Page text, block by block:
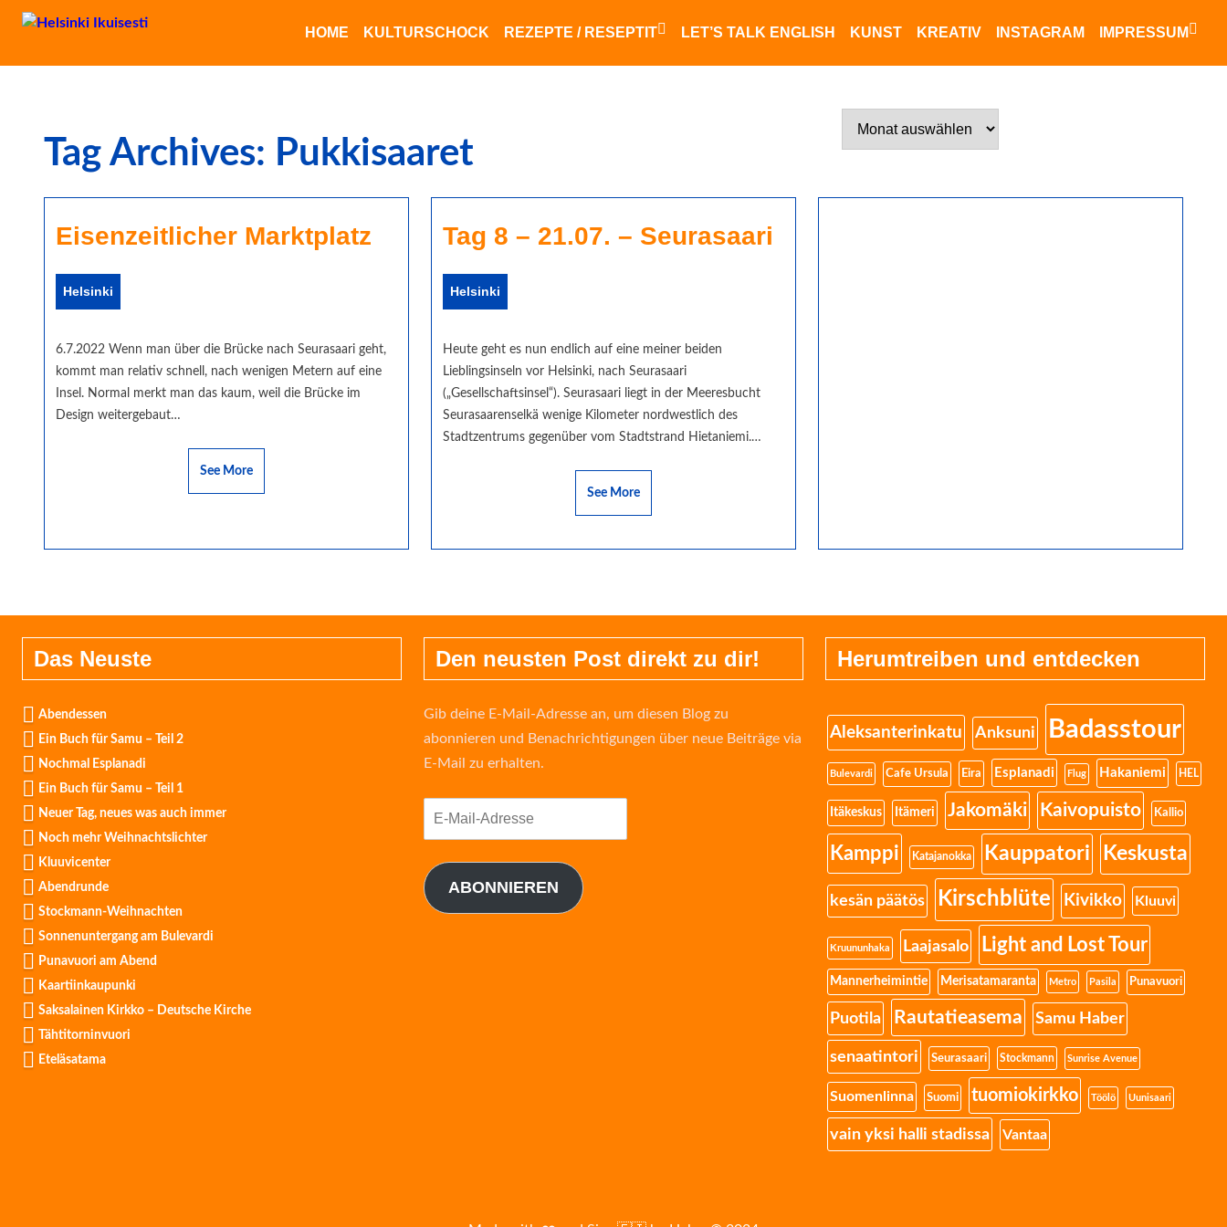
HOME KULTURSCHOCK REZEPTE / RESEPTIT LET’S TALK ENGLISH KUNST KREATIV INSTAGRAM IMPRESSUM
HELSINKI IKUISESTI
Helsinki Forever
Tag Archives: Pukkisaaret
Eisenzeitlicher Marktplatz
Helsinki
6.7.2022 Wenn man über die Brücke nach Seurasaari geht,
kommt man relativ schnell, nach wenigen Metern auf eine
Insel. Normal merkt man das kaum, weil die Brücke im
Design weitergebaut…
See More
Tag 8 – 21.07. – Seurasaari
Helsinki
Heute geht es nun endlich auf eine meiner beiden
Lieblingsinseln vor Helsinki, nach Seurasaari
(„Gesellschaftsinsel“). Seurasaari liegt in der Meeresbucht
Seurasaarenselkä wenige Kilometer nordwestlich des
Stadtzentrums gegenüber vom Stadtstrand Hietaniemi.…
See More
Das Neuste
Abendessen
Ein Buch für Samu – Teil 2
Nochmal Esplanadi
Ein Buch für Samu – Teil 1
Neuer Tag, neues was auch immer
Noch mehr Weihnachtslichter
Kluuvicenter
Abendrunde
Stockmann-Weihnachten
Sonnenuntergang am Bulevardi
Punavuori am Abend
Kaartiinkaupunki
Saksalainen Kirkko – Deutsche Kirche
Tähtitorninvuori
Eteläsatama
Den neusten Post direkt zu dir!
Gib deine E-Mail-Adresse an, um diesen Blog zu
abonnieren und Benachrichtigungen über neue Beiträge via
E-Mail zu erhalten.
ABONNIEREN
Herumtreiben und entdecken
Aleksanterinkatu Anksuni Badasstour
Bulevardi Cafe Ursula Eira Esplanadi Flug Hakaniemi HEL
Itäkeskus Itämeri Jakomäki Kaivopuisto Kallio
Kamppi Katajanokka Kauppatori Keskusta
kesän päätös Kirschblüte Kivikko Kluuvi
Kruununhaka Laajasalo Light and Lost Tour
Mannerheimintie Merisatamaranta Metro Pasila Punavuori
Puotila Rautatieasema Samu Haber
senaatintori Seurasaari Stockmann Sunrise Avenue
Suomenlinna Suomi tuomiokirkko Töölö Uunisaari
vain yksi halli stadissa Vantaa